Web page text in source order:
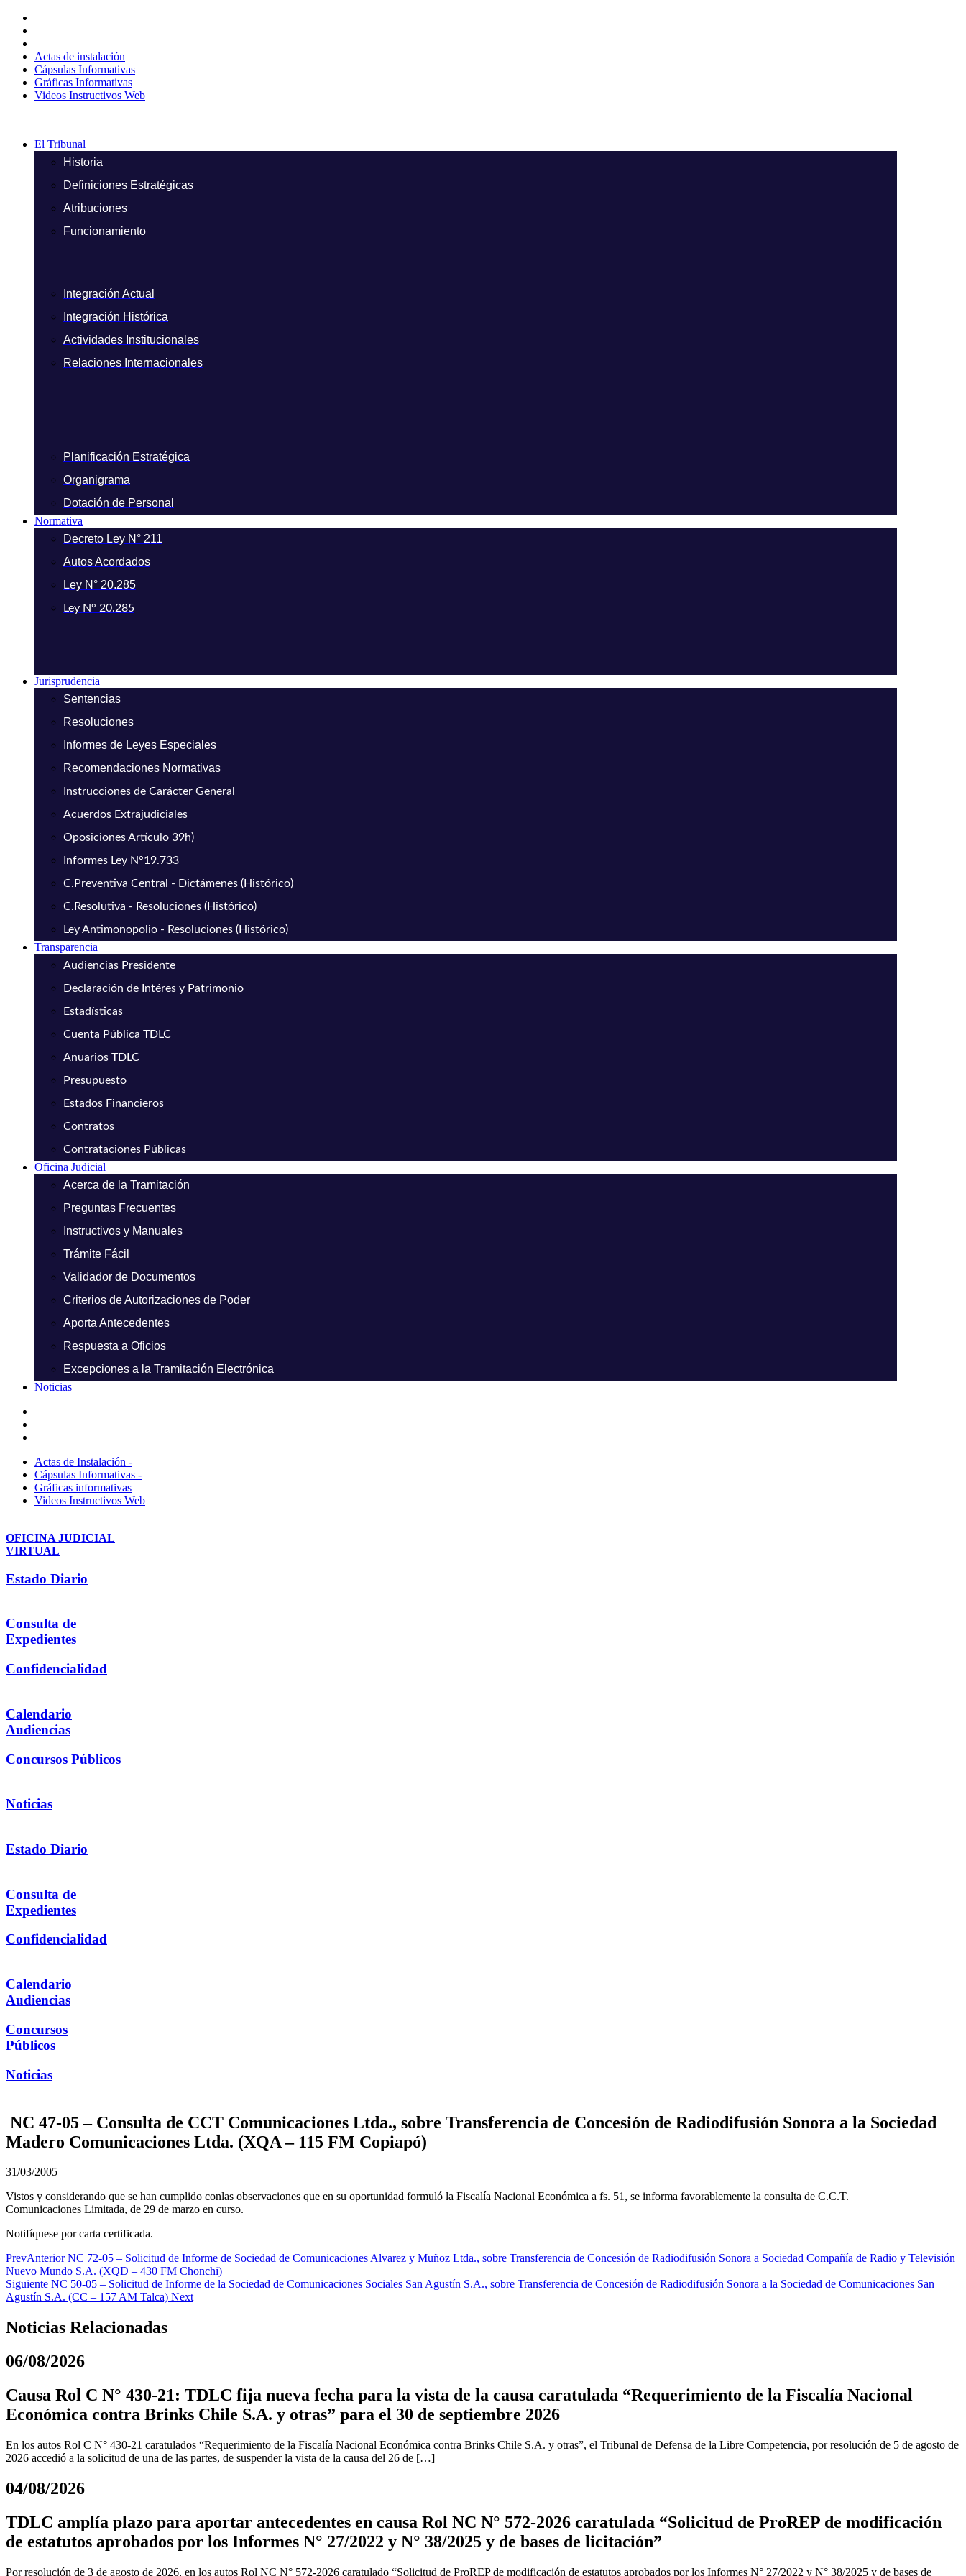
contenido
Actas de instalación
Cápsulas Informativas
Gráficas Informativas
Videos Instructivos Web
El Tribunal
Historia
Definiciones Estratégicas
Atribuciones
Funcionamiento
Integración Actual
Integración Histórica
Actividades Institucionales
Relaciones Internacionales
Planificación Estratégica
Organigrama
Dotación de Personal
Normativa
Decreto Ley N° 211
Autos Acordados
Ley N° 20.285
Ley N° 20.285
Jurisprudencia
Sentencias
Resoluciones
Informes de Leyes Especiales
Recomendaciones Normativas
Instrucciones de Carácter General
Acuerdos Extrajudiciales
Oposiciones Artículo 39h)
Informes Ley N°19.733
C.Preventiva Central - Dictámenes (Histórico)
C.Resolutiva - Resoluciones (Histórico)
Ley Antimonopolio - Resoluciones (Histórico)
Transparencia
Audiencias Presidente
Declaración de Intéres y Patrimonio
Estadísticas
Cuenta Pública TDLC
Anuarios TDLC
Presupuesto
Estados Financieros
Contratos
Contrataciones Públicas
Oficina Judicial
Acerca de la Tramitación
Preguntas Frecuentes
Instructivos y Manuales
Trámite Fácil
Validador de Documentos
Criterios de Autorizaciones de Poder
Aporta Antecedentes
Respuesta a Oficios
Excepciones a la Tramitación Electrónica
Noticias
Actas de Instalación -
Cápsulas Informativas -
Gráficas informativas
Videos Instructivos Web
OFICINA JUDICIAL
VIRTUAL
Estado Diario
Consulta de
Expedientes
Confidencialidad
Calendario
Audiencias
Concursos Públicos
Noticias
Estado Diario
Consulta de
Expedientes
Confidencialidad
Calendario
Audiencias
Concursos
Públicos
Noticias
NC 47-05 – Consulta de CCT Comunicaciones Ltda., sobre Transferencia de Concesión de Radiodifusión Sonora a la Sociedad
Madero Comunicaciones Ltda. (XQA – 115 FM Copiapó)
31/03/2005
Vistos y considerando que se han cumplido conlas observaciones que en su oportunidad formuló la Fiscalía Nacional Económica a fs. 51, se informa favorablemente la consulta de C.C.T.
Comunicaciones Limitada, de 29 de marzo en curso.
Notifíquese por carta certificada.
PrevAnteriorNC 72-05 – Solicitud de Informe de Sociedad de Comunicaciones Alvarez y Muñoz Ltda., sobre Transferencia de Concesión de Radiodifusión Sonora a Sociedad Compañía de Radio y Televisión
Nuevo Mundo S.A. (XQD – 430 FM Chonchi)
Siguiente NC 50-05 – Solicitud de Informe de la Sociedad de Comunicaciones Sociales San Agustín S.A., sobre Transferencia de Concesión de Radiodifusión Sonora a la Sociedad de Comunicaciones San
Agustín S.A. (CC – 157 AM Talca) Next
Noticias Relacionadas
06/08/2026
Causa Rol C N° 430-21: TDLC fija nueva fecha para la vista de la causa caratulada “Requerimiento de la Fiscalía Nacional
Económica contra Brinks Chile S.A. y otras” para el 30 de septiembre 2026
En los autos Rol C N° 430-21 caratulados “Requerimiento de la Fiscalía Nacional Económica contra Brinks Chile S.A. y otras”, el Tribunal de Defensa de la Libre Competencia, por resolución de 5 de agosto de
2026 accedió a la solicitud de una de las partes, de suspender la vista de la causa del 26 de […]
04/08/2026
TDLC amplía plazo para aportar antecedentes en causa Rol NC N° 572-2026 caratulada “Solicitud de ProREP de modificación
de estatutos aprobados por los Informes N° 27/2022 y N° 38/2025 y de bases de licitación”
Por resolución de 3 de agosto de 2026, en los autos Rol NC N° 572-2026 caratulado “Solicitud de ProREP de modificación de estatutos aprobados por los Informes N° 27/2022 y N° 38/2025 y de bases de